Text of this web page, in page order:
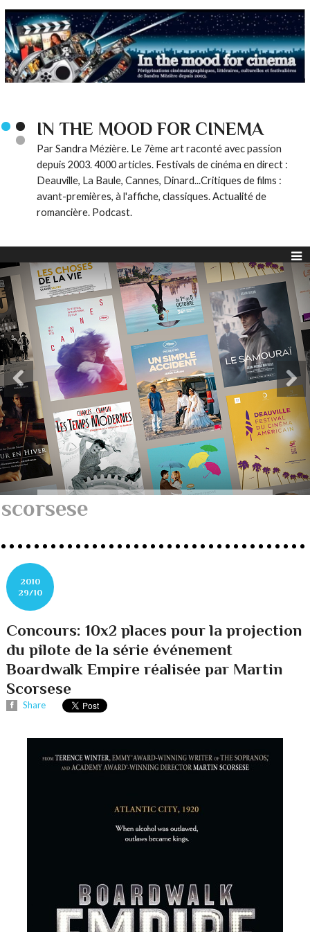
IN THE MOOD FOR CINEMA
Par Sandra Mézière. Le 7ème art raconté avec passion
depuis 2003. 4000 articles. Festivals de cinéma en direct :
Deauville, La Baule, Cannes, Dinard...Critiques de films :
avant-premières, à l'affiche, classiques. Actualité de
romancière. Podcast.
scorsese
2010
29/10
Concours: 10x2 places pour la projection
du pilote de la série événement
Boardwalk Empire réalisée par Martin
Scorsese
Share